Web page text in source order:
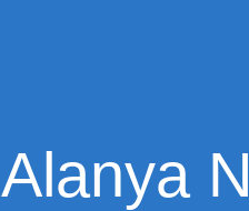
Alanya